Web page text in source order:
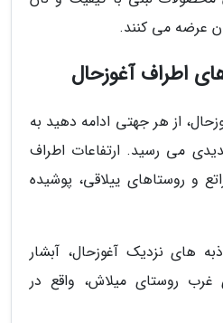
عرضه می کنند.
اطراف آغوزحال
از هر جهتی ادامه دهید به
می رسید. ارتفاعات اطراف
و روستاهای ییلاقی، پوشیده
های نزدیک آغوزحال، آبشار
غرب روستای میلاش، واقع در